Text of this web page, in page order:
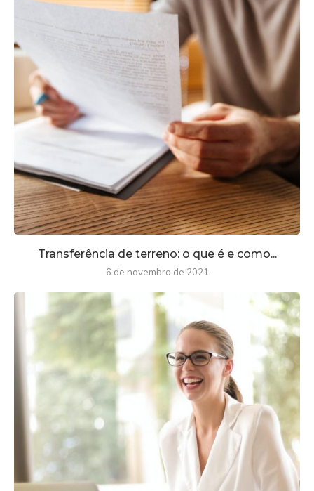
Transferência de terreno: o que é e como...
6 de novembro de 2021